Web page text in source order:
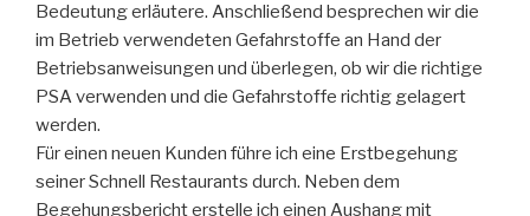
Bedeutung erläutere. Anschließend besprechen wir die
im Betrieb verwendeten Gefahrstoffe an Hand der
Betriebsanweisungen und überlegen, ob wir die richtige
PSA verwenden und die Gefahrstoffe richtig gelagert
werden.
Für einen neuen Kunden führe ich eine Erstbegehung
seiner Schnell Restaurants durch. Neben dem
Begehungsbericht erstelle ich einen Aushang mit